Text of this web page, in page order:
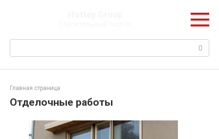
Поиск:
Главная страница
Отделочные работы